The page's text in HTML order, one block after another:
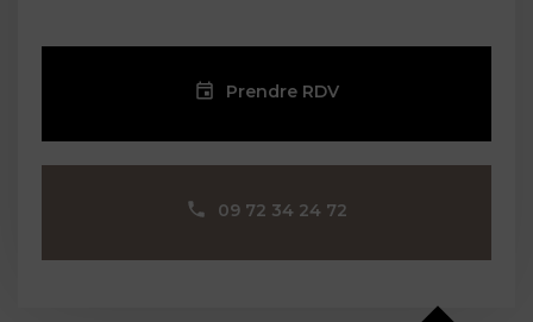
Prendre RDV
09 72 34 24 72